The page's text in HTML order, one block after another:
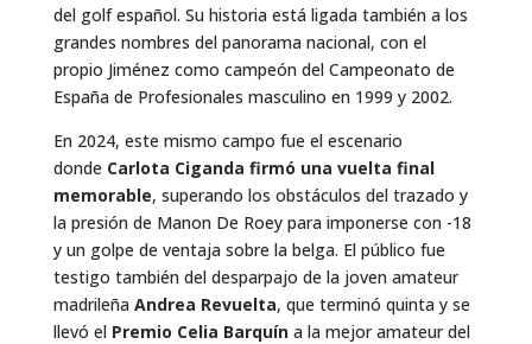
del golf español. Su historia está ligada también a los
grandes nombres del panorama nacional, con el
propio Jiménez como campeón del Campeonato de
España de Profesionales masculino en 1999 y 2002.
En 2024, este mismo campo fue el escenario
donde Carlota Ciganda firmó una vuelta final
memorable, superando los obstáculos del trazado y
la presión de Manon De Roey para imponerse con -18
y un golpe de ventaja sobre la belga. El público fue
testigo también del desparpajo de la joven amateur
madrileña Andrea Revuelta, que terminó quinta y se
llevó el Premio Celia Barquína la mejor amateur del